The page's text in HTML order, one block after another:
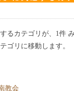
るカテゴリが、1件
ゴリに移動します。
教会